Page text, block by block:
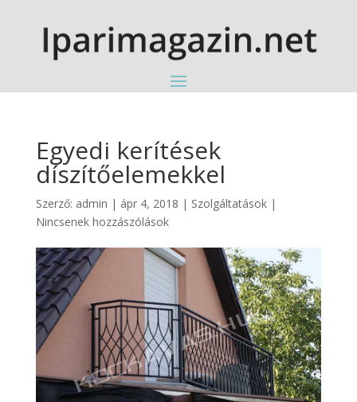
Egyedi kerítések
díszítőelemekkel
Szerző: admin | ápr 4, 2018 | Szolgáltatások|
Nincsenek hozzászólások